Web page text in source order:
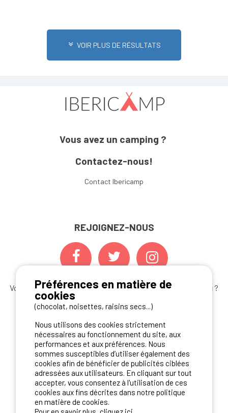
VOIR PLUS DE RÉSULTATS
Vous avez un camping ?
Contactez-nous!
Contact Ibericamp
REJOIGNEZ-NOUS
Vous souhaitez bénéficier desmeilleures offres camping ?
Abonnez-vous à la newsletter
NOS PARTENAIRES
Préférences en matière de
cookies
(chocolat, noisettes, raisins secs...)
Nous utilisons des cookies strictement
nécessaires au fonctionnement du site, aux
performances et aux préférences. Nous
sommes susceptibles d’utiliser également des
cookies afin de bénéficier de publicités ciblées
adressées aux utilisateurs. En cliquant sur tout
accepter, vous consentez à l'utilisation de ces
cookies aux fins décrites dans notre politique
en matière de cookies.